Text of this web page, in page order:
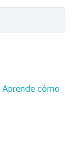
Aprende cómo